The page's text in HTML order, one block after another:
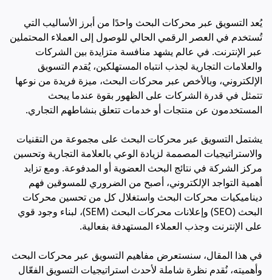
يُعد التسويق عبر محركات البحث واحدًا من أبرز الأساليب التي
تُستخدم في العصر الرقمي الحالي للوصول إلى العملاء المحتملين
عبر الإنترنت. في عالم يشهد منافسة متزايدة بين الشركات
والعلامات التجارية لجذب انتباه المستهلكين، يُقدم التسويق
الإلكتروني، وبالأخص عبر محركات البحث، ميزة فريدة من نوعها
تتمثل في قدرة الشركات على الظهور بقوة عندما يبحث
المستخدمون عن منتجات أو خدمات تتعلق بنشاطهم التجاري.
يشتمل التسويق عبر محركات البحث على مجموعة من التقنيات
والاستراتيجيات المصممة لزيادة الوعي بالعلامة التجارية وتحسين
مركز الشركة في نتائج البحث العضوية أو المدفوعة. ومع تزايد
أهمية التواجد الإلكتروني، أصبح من الضروري للمسوقين فهم
ديناميكيات محركات البحث واستغلال كل من تحسين محركات
البحث (SEO) وإعلانات محركات البحث (SEM)، لبناء وجود قوي
على الإنترنت وجذب العملاء المستهدفة بفعالية.
في هذا المقال، سنستعرض مفاهيم التسويق عبر محركات البحث
وأهميته، نُقدم نظرة شاملة لأحدث استراتيجيات التسويق الفعّال